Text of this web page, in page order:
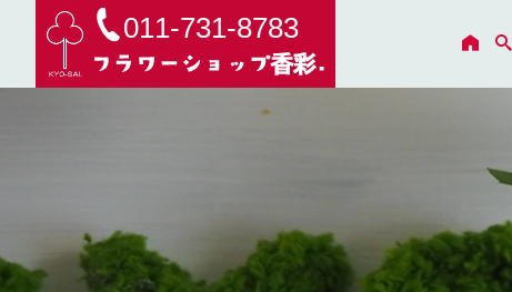
011-731-8783